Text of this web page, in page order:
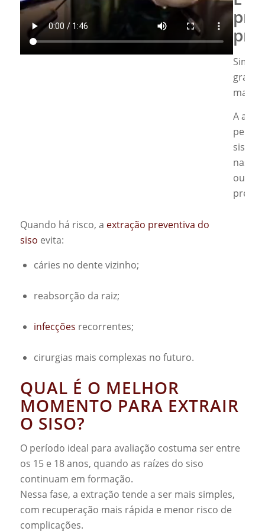
Sim, e
A
siso
ou se
Quando há risco, a extração preventiva do
siso evita:
cáries no dente vizinho;
reabsorção da raiz;
infecções recorrentes;
cirurgias mais complexas no futuro.
QUAL É O MELHOR
MOMENTO PARA EXTRAIR
O SISO?
O período ideal para avaliação costuma ser entre
os 15 e 18 anos, quando as raízes do siso
continuam em formação.
Nessa fase, a extração tende a ser mais simples,
com recuperação mais rápida e menor risco de
complicações.